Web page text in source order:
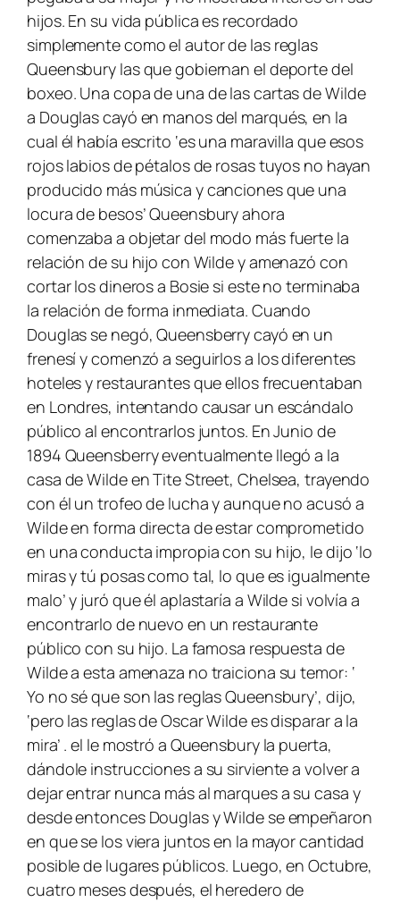
hijos. En su vida pública es recordado
simplemente como el autor de las reglas
Queensbury las que gobiernan el deporte del
boxeo. Una copa de una de las cartas de Wilde
a Douglas cayó en manos del marqués, en la
cual él había escrito ‘es una maravilla que esos
rojos labios de pétalos de rosas tuyos no hayan
producido más música y canciones que una
locura de besos’ Queensbury ahora
comenzaba a objetar del modo más fuerte la
relación de su hijo con Wilde y amenazó con
cortar los dineros a Bosie si este no terminaba
la relación de forma inmediata. Cuando
Douglas se negó, Queensberry cayó en un
frenesí y comenzó a seguirlos a los diferentes
hoteles y restaurantes que ellos frecuentaban
en Londres, intentando causar un escándalo
público al encontrarlos juntos. En Junio de
1894 Queensberry eventualmente llegó a la
casa de Wilde en Tite Street, Chelsea, trayendo
con él un trofeo de lucha y aunque no acusó a
Wilde en forma directa de estar comprometido
en una conducta impropia con su hijo, le dijo ‘lo
miras y tú posas como tal, lo que es igualmente
malo’ y juró que él aplastaría a Wilde si volvía a
encontrarlo de nuevo en un restaurante
público con su hijo. La famosa respuesta de
Wilde a esta amenaza no traiciona su temor: ‘
Yo no sé que son las reglas Queensbury’, dijo,
‘pero las reglas de Oscar Wilde es disparar a la
mira’ . el le mostró a Queensbury la puerta,
dándole instrucciones a su sirviente a volver a
dejar entrar nunca más al marques a su casa y
desde entonces Douglas y Wilde se empeñaron
en que se los viera juntos en la mayor cantidad
posible de lugares públicos. Luego, en Octubre,
cuatro meses después, el heredero de